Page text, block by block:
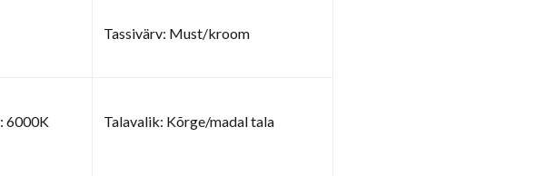
Tassivärv: Must/kroom
6000K Talavalik: Kõrge/madal tala